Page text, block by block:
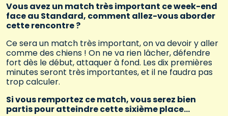
Vous avez un match très important ce week-end
face au Standard, comment allez-vous aborder
cette rencontre ?
Ce sera un match très important, on va devoir y aller
comme des chiens ! On ne va rien lâcher, défendre
fort dès le début, attaquer à fond. Les dix premières
minutes seront très importantes, et il ne faudra pas
trop calculer.
Si vous remportez ce match, vous serez bien
partis pour atteindre cette sixième place…